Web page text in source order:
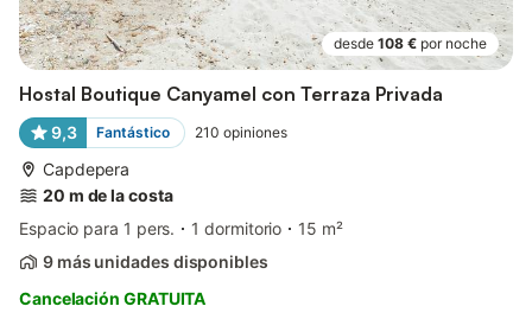
desde 108 € por noche
Hostal Boutique Canyamel con Terraza Privada
9,3 Fantástico 210 opiniones
Capdepera
20 m de la costa
Espacio para 1 pers.
1 dormitorio
15 m²
9 más unidades disponibles
Cancelación GRATUITA